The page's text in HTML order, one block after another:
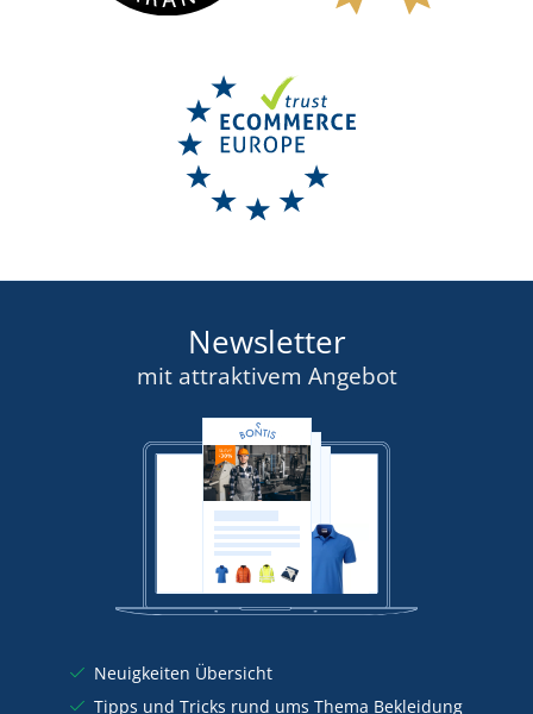
Newsletter
mit attraktivem Angebot
Neuigkeiten Übersicht
Tipps und Tricks rund ums Thema Bekleidung